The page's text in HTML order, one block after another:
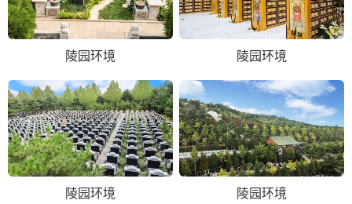
陵园环境 陵园环境
陵园环境 陵园环境